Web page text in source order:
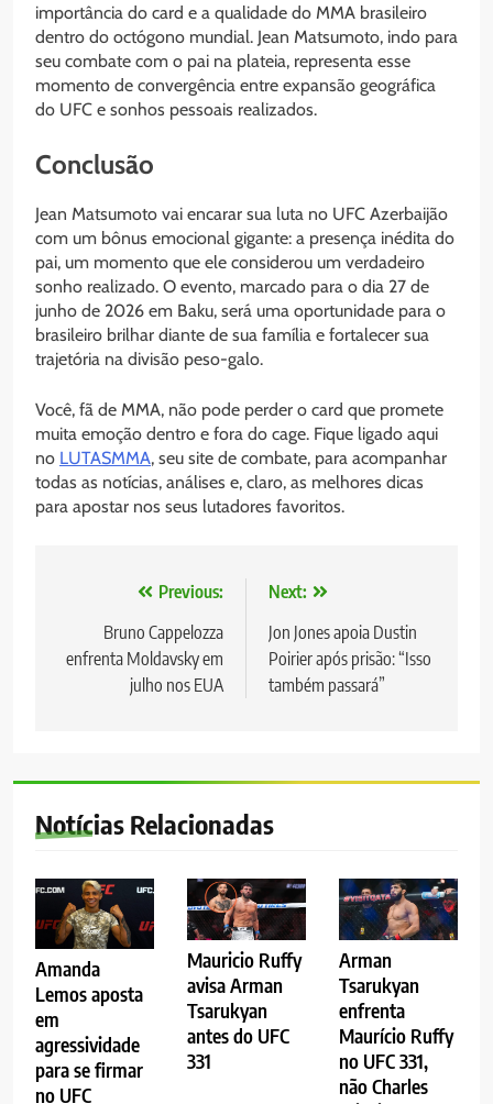
importância do card e a qualidade do MMA brasileiro
dentro do octógono mundial. Jean Matsumoto, indo para
seu combate com o pai na plateia, representa esse
momento de convergência entre expansão geográfica
do UFC e sonhos pessoais realizados.
Conclusão
Jean Matsumoto vai encarar sua luta no UFC Azerbaijão
com um bônus emocional gigante: a presença inédita do
pai, um momento que ele considerou um verdadeiro
sonho realizado. O evento, marcado para o dia 27 de
junho de 2026 em Baku, será uma oportunidade para o
brasileiro brilhar diante de sua família e fortalecer sua
trajetória na divisão peso-galo.
Você, fã de MMA, não pode perder o card que promete
muita emoção dentro e fora do cage. Fique ligado aqui
no LUTASMMA, seu site de combate, para acompanhar
todas as notícias, análises e, claro, as melhores dicas
para apostar nos seus lutadores favoritos.
Navegação
Post
Previous:
Bruno Cappelozza
enfrenta Moldavsky em
julho nos EUA
Next:
Jon Jones apoia Dustin
Poirier após prisão: “Isso
também passará”
Notícias Relacionadas
Amanda
Lemos aposta
em
agressividade
para se firmar
no UFC
Mauricio Ruffy
avisa Arman
Tsarukyan
antes do UFC
331
Arman
Tsarukyan
enfrenta
Maurício Ruffy
no UFC 331,
não Charles